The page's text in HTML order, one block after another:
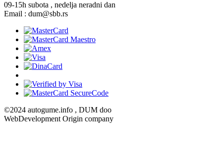
09-15h subota , nedelja neradni dan
Email : dum@sbb.rs
©2024 autogume.info , DUM doo
WebDevelopment Origin company